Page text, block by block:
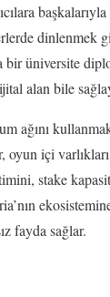
dinlenmek
bir üniversite
alan bile
ağını
oyun içi varlıkları
stake
fayda sağlar.